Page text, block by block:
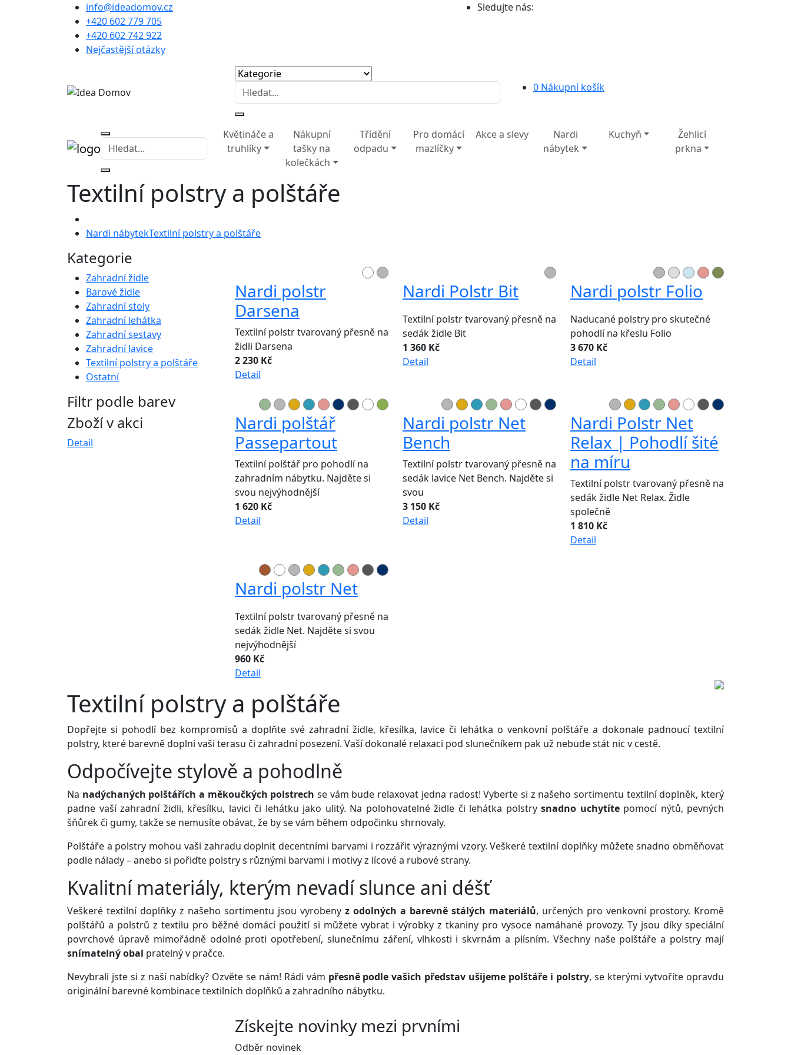
info@ideadomov.cz
+420 602 779 705
+420 602 742 922
Nejčastější otázky
Sledujte nás:
0 Nákupní košík
Květináče a
truhlíky
Nákupní
tašky na
kolečkách
Třídění
odpadu
Pro domácí
mazlíčky
Akce a slevy
Nardi
nábytek
Kuchyň
Žehlicí
prkna
Textilní polstry a polštáře
Nardi nábytekTextilní polstry a polštáře
Kategorie
Zahradní židle
Barové židle
Zahradní stoly
Zahradní lehátka
Zahradní sestavy
Zahradní lavice
Textilní polstry a polštáře
Ostatní
Filtr podle barev
Zboží v akci
Detail
Nardi polstr
Darsena
Textilní polstr tvarovaný přesně na
židli Darsena
2 230 Kč
Detail
Nardi Polstr Bit
Textilní polstr tvarovaný přesně na
sedák židle Bit
1 360 Kč
Detail
Nardi polstr Folio
Naducané polstry pro skutečné
pohodlí na křeslu Folio
3 670 Kč
Detail
Nardi polštář
Passepartout
Textilní polštář pro pohodlí na
zahradním nábytku. Najděte si
svou nejvýhodnější
1 620 Kč
Detail
Nardi polstr Net
Bench
Textilní polstr tvarovaný přesně na
sedák lavice Net Bench. Najděte si
svou
3 150 Kč
Detail
Nardi Polstr Net
Relax | Pohodlí šité
na míru
Textilní polstr tvarovaný přesně na
sedák židle Net Relax. Židle
společně
1 810 Kč
Detail
Nardi polstr Net
Textilní polstr tvarovaný přesně na
sedák židle Net. Najděte si svou
nejvýhodnější
960 Kč
Detail
Textilní polstry a polštáře
Dopřejte si pohodlí bez kompromisů a doplňte své zahradní židle, křesílka, lavice či lehátka o venkovní polštáře a dokonale padnoucí textilní
polstry, které barevně doplní vaši terasu či zahradní posezení. Vaší dokonalé relaxaci pod slunečníkem pak už nebude stát nic v cestě.
Odpočívejte stylově a pohodlně
Na nadýchaných polštářích a měkoučkých polstrech se vám bude relaxovat jedna radost! Vyberte si z našeho sortimentu textilní doplněk, který
padne vaší zahradní židli, křesílku, lavici či lehátku jako ulitý. Na polohovatelné židle či lehátka polstry snadno uchytítepomocí nýtů, pevných
šňůrek či gumy, takže se nemusíte obávat, že by se vám během odpočinku shrnovaly.
Polštáře a polstry mohou vaši zahradu doplnit decentními barvami i rozzářit výraznými vzory. Veškeré textilní doplňky můžete snadno obměňovat
podle nálady – anebo si pořiďte polstry s různými barvami i motivy z lícové a rubové strany.
Kvalitní materiály, kterým nevadí slunce ani déšť
Veškeré textilní doplňky z našeho sortimentu jsou vyrobeny z odolných a barevně stálých materiálů, určených pro venkovní prostory. Kromě
polštářů a polstrů z textilu pro běžné domácí použití si můžete vybrat i výrobky z tkaniny pro vysoce namáhané provozy. Ty jsou díky speciální
povrchové úpravě mimořádně odolné proti opotřebení, slunečnímu záření, vlhkosti i skvrnám a plísním. Všechny naše polštáře a polstry mají
snímatelný obal pratelný v pračce.
Nevybrali jste si z naší nabídky? Ozvěte se nám! Rádi vám přesně podle vašich představ ušijeme polštáře i polstry, se kterými vytvoříte opravdu
originální barevné kombinace textilních doplňků a zahradního nábytku.
Získejte novinky mezi prvními
Odběr novinek